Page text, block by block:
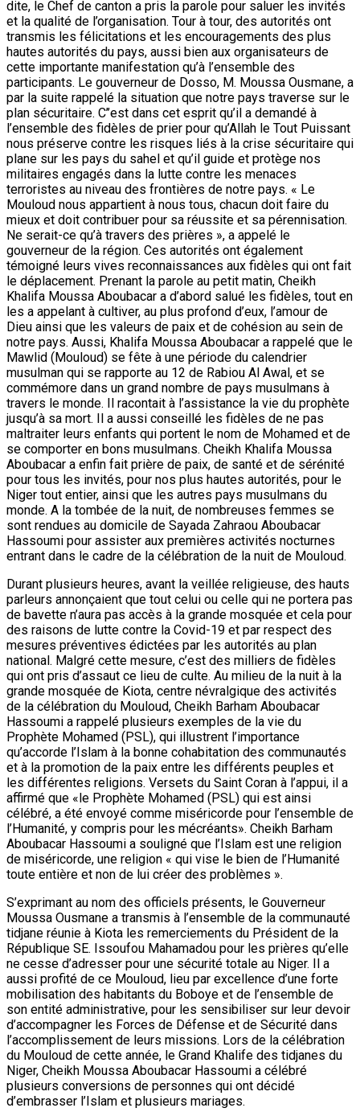
dite, le Chef de canton a pris la parole pour saluer les invités
et la qualité de l’organisation. Tour à tour, des autorités ont
transmis les félicitations et les encouragements des plus
hautes autorités du pays, aussi bien aux organisateurs de
cette importante manifestation qu’à l’ensemble des
participants. Le gouverneur de Dosso, M. Moussa Ousmane, a
par la suite rappelé la situation que notre pays traverse sur le
plan sécuritaire. C’’est dans cet esprit qu’il a demandé à
l’ensemble des fidèles de prier pour qu’Allah le Tout Puissant
nous préserve contre les risques liés à la crise sécuritaire qui
plane sur les pays du sahel et qu’il guide et protège nos
militaires engagés dans la lutte contre les menaces
terroristes au niveau des frontières de notre pays. « Le
Mouloud nous appartient à nous tous, chacun doit faire du
mieux et doit contribuer pour sa réussite et sa pérennisation.
Ne serait-ce qu’à travers des prières », a appelé le
gouverneur de la région. Ces autorités ont également
témoigné leurs vives reconnaissances aux fidèles qui ont fait
le déplacement. Prenant la parole au petit matin, Cheikh
Khalifa Moussa Aboubacar a d’abord salué les fidèles, tout en
les a appelant à cultiver, au plus profond d’eux, l’amour de
Dieu ainsi que les valeurs de paix et de cohésion au sein de
notre pays. Aussi, Khalifa Moussa Aboubacar a rappelé que le
Mawlid (Mouloud) se fête à une période du calendrier
musulman qui se rapporte au 12 de Rabiou Al Awal, et se
commémore dans un grand nombre de pays musulmans à
travers le monde. Il racontait à l’assistance la vie du prophète
jusqu’à sa mort. Il a aussi conseillé les fidèles de ne pas
maltraiter leurs enfants qui portent le nom de Mohamed et de
se comporter en bons musulmans. Cheikh Khalifa Moussa
Aboubacar a enfin fait prière de paix, de santé et de sérénité
pour tous les invités, pour nos plus hautes autorités, pour le
Niger tout entier, ainsi que les autres pays musulmans du
monde. A la tombée de la nuit, de nombreuses femmes se
sont rendues au domicile de Sayada Zahraou Aboubacar
Hassoumi pour assister aux premières activités nocturnes
entrant dans le cadre de la célébration de la nuit de Mouloud.
Durant plusieurs heures, avant la veillée religieuse, des hauts
parleurs annonçaient que tout celui ou celle qui ne portera pas
de bavette n’aura pas accès à la grande mosquée et cela pour
des raisons de lutte contre la Covid-19 et par respect des
mesures préventives édictées par les autorités au plan
national. Malgré cette mesure, c’est des milliers de fidèles
qui ont pris d’assaut ce lieu de culte. Au milieu de la nuit à la
grande mosquée de Kiota, centre névralgique des activités
de la célébration du Mouloud, Cheikh Barham Aboubacar
Hassoumi a rappelé plusieurs exemples de la vie du
Prophète Mohamed (PSL), qui illustrent l’importance
qu’accorde l’Islam à la bonne cohabitation des communautés
et à la promotion de la paix entre les différents peuples et
les différentes religions. Versets du Saint Coran à l’appui, il a
affirmé que «le Prophète Mohamed (PSL) qui est ainsi
célébré, a été envoyé comme miséricorde pour l’ensemble de
l’Humanité, y compris pour les mécréants». Cheikh Barham
Aboubacar Hassoumi a souligné que l’Islam est une religion
de miséricorde, une religion « qui vise le bien de l’Humanité
toute entière et non de lui créer des problèmes ».
S’exprimant au nom des officiels présents, le Gouverneur
Moussa Ousmane a transmis à l’ensemble de la communauté
tidjane réunie à Kiota les remerciements du Président de la
République SE. Issoufou Mahamadou pour les prières qu’elle
ne cesse d’adresser pour une sécurité totale au Niger. Il a
aussi profité de ce Mouloud, lieu par excellence d’une forte
mobilisation des habitants du Boboye et de l’ensemble de
son entité administrative, pour les sensibiliser sur leur devoir
d’accompagner les Forces de Défense et de Sécurité dans
l’accomplissement de leurs missions. Lors de la célébration
du Mouloud de cette année, le Grand Khalife des tidjanes du
Niger, Cheikh Moussa Aboubacar Hassoumi a célébré
plusieurs conversions de personnes qui ont décidé
d’embrasser l’Islam et plusieurs mariages.